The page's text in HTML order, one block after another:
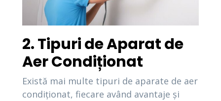
2. Tipuri de Aparat de
Aer Condiționat
Există mai multe tipuri de aparate de aer
condiționat, fiecare având avantaje și